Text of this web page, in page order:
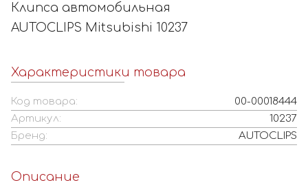
Клипса автомобильная
AUTOCLIPS Mitsubishi 10237
Характеристики товара
Код товара:
00-00018444
Артикул:
10237
Бренд:
AUTOCLIPS
Описание